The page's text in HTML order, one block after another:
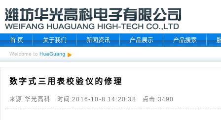
首 页 关于我们 新闻资讯 产品展示 产品搜索
数字式三用表校验仪的修理
来源:华光高科 时间:2016-10-8 14:20:38 点击:3490